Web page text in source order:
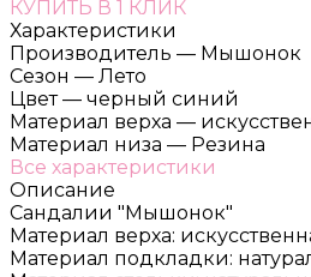
КУПИТЬ В 1 КЛИК
Характеристики
Производитель — Мышонок
Сезон — Лето
Цвет — черный синий
Материал верха —
Материал низа — Резина
Все характеристики
Описание
Сандалии "Мышонок"
Материал верха:
Материал подкладки: